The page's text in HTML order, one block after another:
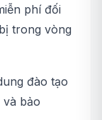
phí đối
trong vòng
đào tạo
bảo